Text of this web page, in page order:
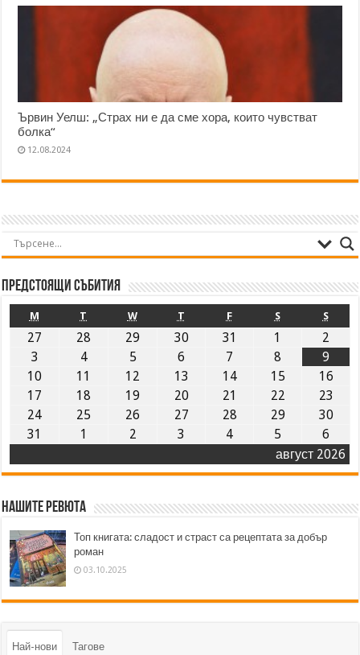
Ървин Уелш: „Страх ни е да сме хора, които чувстват
болка“
12.08.2024
Предстоящи събития
август 2026
M T W T F S S
27 28 29 30 31 1
2
3
4 5 6 7 8
9
10
11 12 13 14 15
16
17
18 19 20 21 22
23
24
25 26 27 28 29
30
31
1 2 3 4 5 6
Нашите ревюта
Топ книгата: сладост и страст са рецептата за добър
роман
03.10.2025
Най-нови Тагове